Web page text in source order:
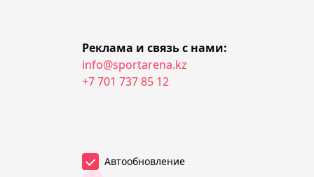
уступил "Родине" в матче
РПЛ
"Иртыш" и поднялся на
пятое место в таблице
Реклама и связь с нами:
info@sportarena.kz
+7 701 737 85 12
Автообновление